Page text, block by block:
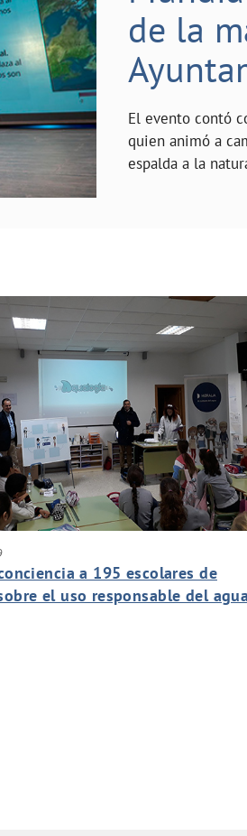
de la
El evento contó
quien animó a
espalda a la
a 195 escolares de
el uso responsable del